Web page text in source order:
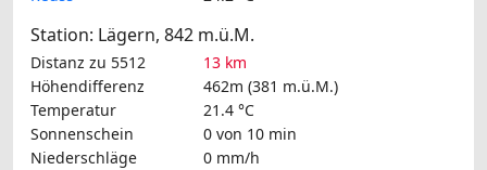
Station: Lägern, 842 m.ü.M.
Distanz zu 5512
13 km
Höhendifferenz
462m (381 m.ü.M.)
Temperatur
21.4 °C
Sonnenschein
0 von 10 min
Niederschläge
0 mm/h